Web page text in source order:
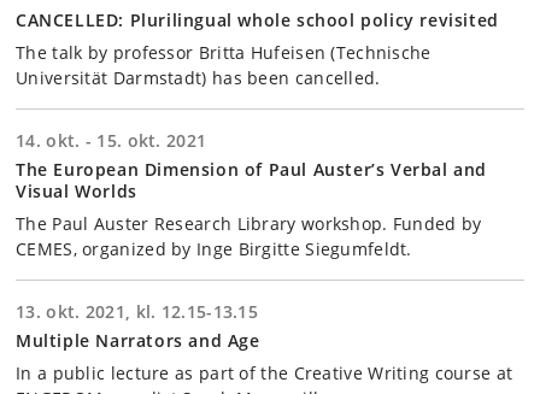
CANCELLED: Plurilingual whole school policy revisited
The talk by professor Britta Hufeisen (Technische
Universität Darmstadt) has been cancelled.
14. okt. - 15. okt. 2021
The European Dimension of Paul Auster’s Verbal and
Visual Worlds
The Paul Auster Research Library workshop. Funded by
CEMES, organized by Inge Birgitte Siegumfeldt.
13. okt. 2021, kl. 12.15-13.15
Multiple Narrators and Age
In a public lecture as part of the Creative Writing course at